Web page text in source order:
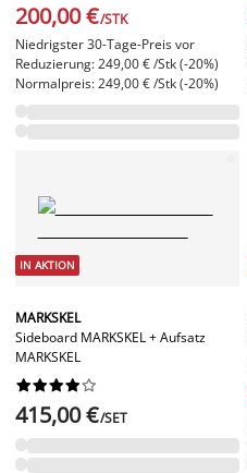
200,00 €/STK
Niedrigster 30-Tage-Preis vor
Reduzierung: 249,00 € /Stk (-20%)
Normalpreis: 249,00 € /Stk (-20%)
IN AKTION
MARKSKEL
Sideboard MARKSKEL + Aufsatz
MARKSKEL






415,00 €/SET